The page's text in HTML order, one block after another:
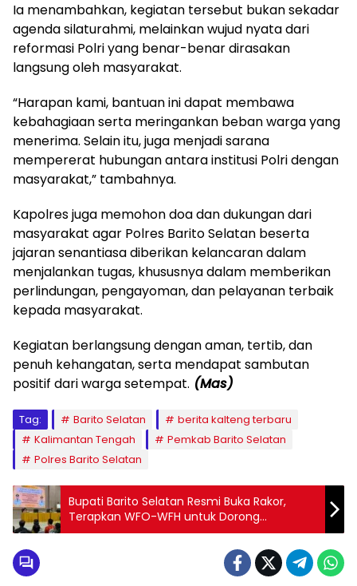
‎‎Ia menambahkan, kegiatan tersebut bukan sekadar
agenda silaturahmi, melainkan wujud nyata dari
reformasi Polri yang benar-benar dirasakan
langsung oleh masyarakat.
‎“Harapan kami, bantuan ini dapat membawa
kebahagiaan serta meringankan beban warga yang
menerima. Selain itu, juga menjadi sarana
mempererat hubungan antara institusi Polri dengan
masyarakat,” tambahnya.
‎Kapolres juga memohon doa dan dukungan dari
masyarakat agar Polres Barito Selatan beserta
jajaran senantiasa diberikan kelancaran dalam
menjalankan tugas, khususnya dalam memberikan
perlindungan, pengayoman, dan pelayanan terbaik
kepada masyarakat.
‎Kegiatan berlangsung dengan aman, tertib, dan
penuh kehangatan, serta mendapat sambutan
positif dari warga setempat. (Mas)
Tag: Barito Selatan
berita kalteng terbaru
Kalimantan Tengah
Pemkab Barito Selatan
Polres Barito Selatan
Bupati Barito Selatan Resmi Buka Rakor,
Terapkan WFO-WFH untuk Dorong
Transformasi Budaya Kerja ASN